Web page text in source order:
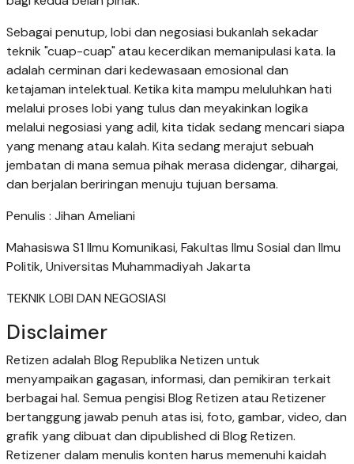
Sebagai penutup, lobi dan negosiasi bukanlah sekadar
teknik "cuap-cuap" atau kecerdikan memanipulasi kata. Ia
adalah cerminan dari kedewasaan emosional dan
ketajaman intelektual. Ketika kita mampu meluluhkan hati
melalui proses lobi yang tulus dan meyakinkan logika
melalui negosiasi yang adil, kita tidak sedang mencari siapa
yang menang atau kalah. Kita sedang merajut sebuah
jembatan di mana semua pihak merasa didengar, dihargai,
dan berjalan beriringan menuju tujuan bersama.
Penulis : Jihan Ameliani
Mahasiswa S1 Ilmu Komunikasi, Fakultas Ilmu Sosial dan Ilmu
Politik, Universitas Muhammadiyah Jakarta
TEKNIK LOBI DAN NEGOSIASI
Disclaimer
Retizen adalah Blog Republika Netizen untuk
menyampaikan gagasan, informasi, dan pemikiran terkait
berbagai hal. Semua pengisi Blog Retizen atau Retizener
bertanggung jawab penuh atas isi, foto, gambar, video, dan
grafik yang dibuat dan dipublished di Blog Retizen.
Retizener dalam menulis konten harus memenuhi kaidah